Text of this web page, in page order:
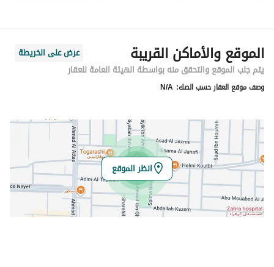
الموقع والأماكن القريبة
عرض على الخريطة
يتم جلب الموقع والتحقق منه بواسطة الهيئة العامة للعقار
وصف موقع العقار حسب الصك: N/A
انظر الموقع